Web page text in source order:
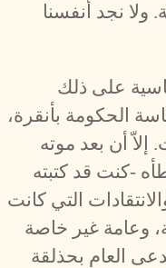
ولا نجد أنفسنا
على ذلك
الحكومة بأنقرة،
أن بعد موته
-كنت قد كتبته
التي كانت
وعامة غير خاصة
العام بحذلقة